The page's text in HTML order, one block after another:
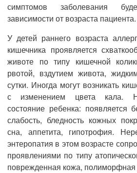
симптомов заболевания
зависимости от возраста пациента.
У детей раннего возраста
кишечника проявляется
животе по типу кишечной
рвотой, вздутием живота,
сутки. Иногда могут возникать
с изменением цвета кала.
состояние ребенка: появляется
слабость, бледность кожных
сна, аппетита, гипотрофия.
энтеропатия в этом возрасте
проявлениями по типу
поврежденная кожа, полиморфная